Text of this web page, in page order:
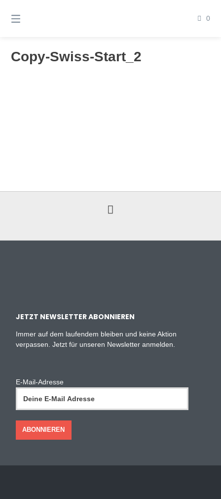
zum
0
Copy-Swiss-Start_2
JETZT NEWSLETTER ABONNIEREN
Immer auf dem laufendem bleiben und keine Aktion
verpassen. Jetzt für unseren Newsletter anmelden.
E-Mail-Adresse